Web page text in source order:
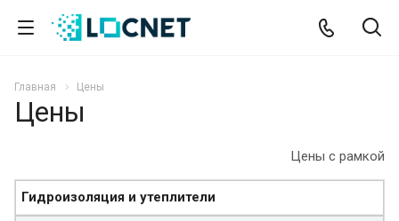
Главная Цены
Цены
Цены с рамкой
Гидроизоляция и утеплители